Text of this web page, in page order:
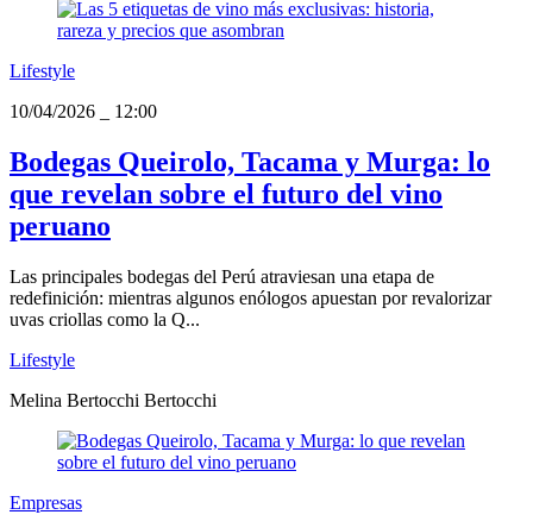
Lifestyle
10/04/2026
12:00
Bodegas Queirolo, Tacama y Murga: lo
que revelan sobre el futuro del vino
peruano
Las principales bodegas del Perú atraviesan una etapa de
redefinición: mientras algunos enólogos apuestan por revalorizar
uvas criollas como la Q...
Lifestyle
Melina Bertocchi Bertocchi
Empresas